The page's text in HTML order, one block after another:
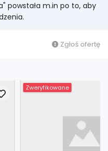
powstała m.in po to, aby
Zgłoś ofertę
Zweryfikowane